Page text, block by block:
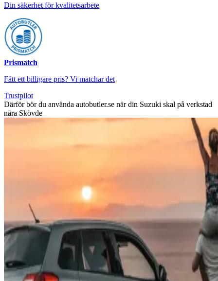
Din säkerhet för kvalitetsarbete
Prismatch
Fått ett billigare pris? Vi matchar det
Trustpilot
Därför bör du använda autobutler.se när din Suzuki skal på verkstad
nära Skövde